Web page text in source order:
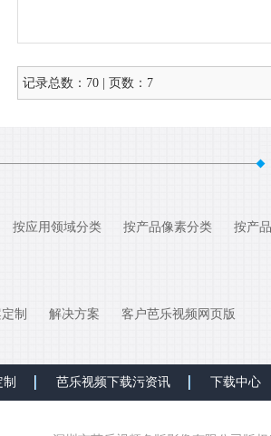
记录总数：70 | 页数：7
按应用领域分类 按产品像素分类 按产
制 解决方案 客户芭乐视频网页版
芭乐视频下载污资讯 下载中心